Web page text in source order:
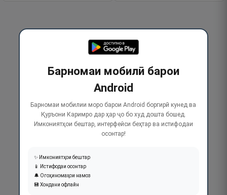
Барномаи мобилӣ барои
Android
Барномаи мобилии моро барои Android боргирӣ кунед ва
Қуръони Каримро дар ҳар ҷо бо худ дошта бошед.
Имкониятҳои бештар, интерфейси беҳтар ва истифодаи
осонтар!
✨ Имкониятҳои бештар
📱 Истифодаи осонтар
🔔 Огоҳиномаҳои намоз
💾 Хондани офлайн